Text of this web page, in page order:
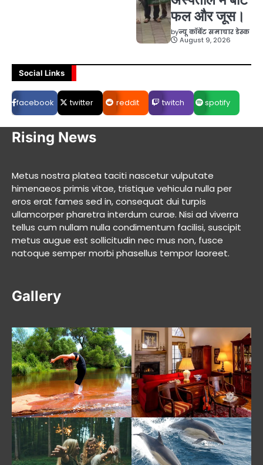
फल और जूस।
byन्यू कॉर्बेट समाचार डेस्क
August 9, 2026
Social Links
facebook twitter reddit twitch spotify
Rising News
Metus nostra platea taciti nascetur vulputate
himenaeos primis vitae, tristique vehicula nulla per
eros erat fames sed in, consequat dui turpis
ullamcorper pharetra interdum curae. Nisi ad viverra
tellus cum nullam nulla condimentum facilisi, suscipit
metus augue est sollicitudin nec mus non, fusce
natoque semper morbi phasellus tempor laoreet.
Gallery